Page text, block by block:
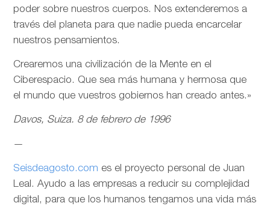
poder sobre nuestros cuerpos. Nos extenderemos a
través del planeta para que nadie pueda encarcelar
nuestros pensamientos.
Crearemos una civilización de la Mente en el
Ciberespacio. Que sea más humana y hermosa que
el mundo que vuestros gobiernos han creado antes.»
Davos, Suiza. 8 de febrero de 1996
—
Seisdeagosto.com es el proyecto personal de Juan
Leal. Ayudo a las empresas a reducir su complejidad
digital, para que los humanos tengamos una vida más